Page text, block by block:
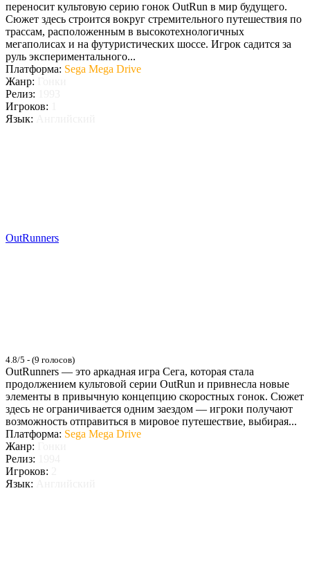
переносит культовую серию гонок OutRun в мир будущего.
Сюжет здесь строится вокруг стремительного путешествия по
трассам, расположенным в высокотехнологичных
мегаполисах и на футуристических шоссе. Игрок садится за
руль экспериментального...
Платформа: Sega Mega Drive
Жанр:
Релиз:
Игроков:
Язык:
OutRunners
4.8/5 - (9 голосов)
OutRunners — это аркадная игра Сега, которая стала
продолжением культовой серии OutRun и привнесла новые
элементы в привычную концепцию скоростных гонок. Сюжет
здесь не ограничивается одним заездом — игроки получают
возможность отправиться в мировое путешествие, выбирая...
Платформа: Sega Mega Drive
Жанр:
Релиз:
Игроков:
Язык: